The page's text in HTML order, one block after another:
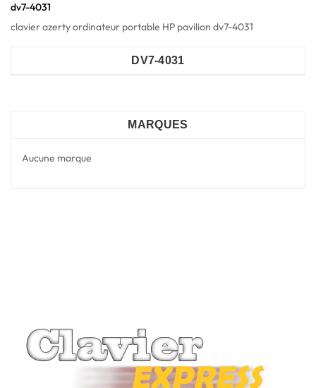
dv7-4031
clavier azerty ordinateur portable HP pavilion dv7-4031
DV7-4031
MARQUES
Aucune marque